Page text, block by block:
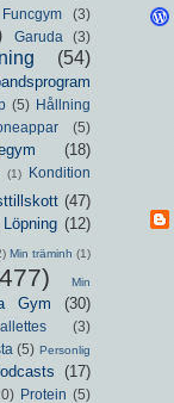
Funcgym (3)
Garuda (3)
(54)
(5) Hållning
(5)
(18)
(1)
Kondition
(47)
Löpning (12)
Min träminh (1)
Min
Gym (30)
(3)
(5) Personlig
(17)
Protein (5)